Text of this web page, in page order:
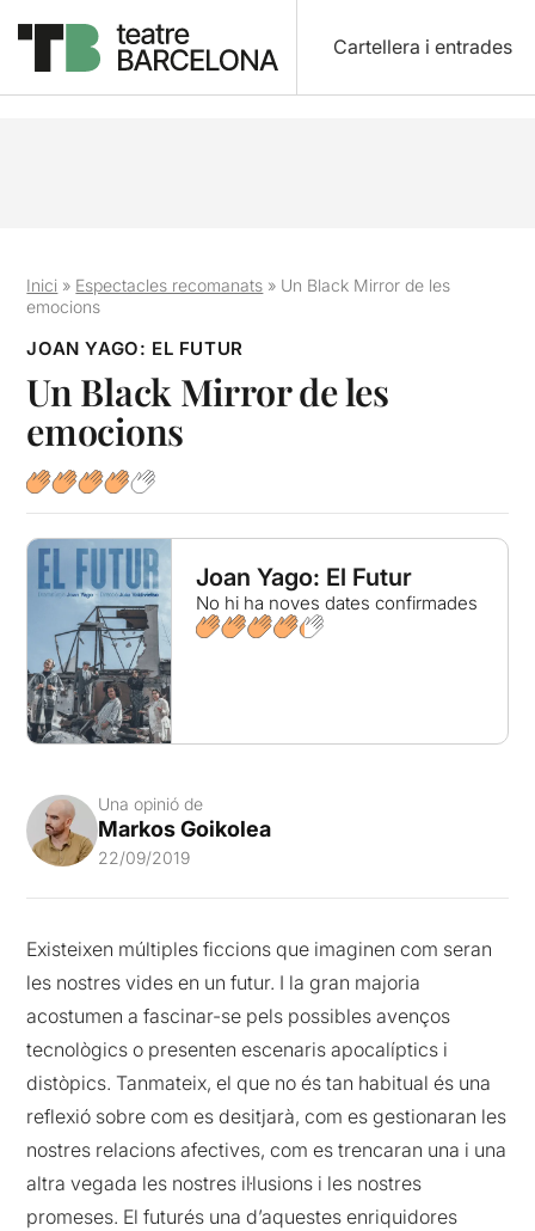
Cartellera i entrades
Inici » Espectacles recomanats » Un Black Mirror de les
emocions
JOAN YAGO: EL FUTUR
Un Black Mirror de les
emocions
Joan Yago: El Futur
No hi ha noves dates confirmades
Una opinió de
Markos Goikolea
22/09/2019
Existeixen múltiples ficcions que imaginen com seran
les nostres vides en un futur. I la gran majoria
acostumen a fascinar-se pels possibles avenços
tecnològics o presenten escenaris apocalíptics i
distòpics. Tanmateix, el que no és tan habitual és una
reflexió sobre com es desitjarà, com es gestionaran les
nostres relacions afectives, com es trencaran una i una
altra vegada les nostres il·lusions i les nostres
promeses. El futurés una d’aquestes enriquidores